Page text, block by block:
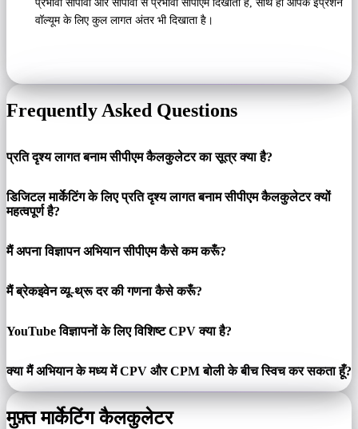
प्रभावी सीपीवी और सीपीवी से प्रभावी सीपीएम दिखाता है, साथ ही आपके इंप्रेशन
वॉल्यूम के लिए कुल लागत अंतर भी दिखाता है।
Frequently Asked Questions
प्रति दृश्य लागत बनाम सीपीएम कैलकुलेटर का सूत्र क्या है?
डिजिटल मार्केटिंग के लिए प्रति दृश्य लागत बनाम सीपीएम कैलकुलेटर क्यों
महत्वपूर्ण है?
मैं अपना विज्ञापन अभियान सीपीएम कैसे कम करूँ?
मैं ब्रेकइवेन व्यू-थ्रू दर की गणना कैसे करूँ?
YouTube विज्ञापनों के लिए विशिष्ट CPV क्या है?
क्या मैं अभियान के मध्य में CPV और CPM बोली के बीच स्विच कर सकता हूँ?
मुफ़्त मार्केटिंग कैलकुलेटर